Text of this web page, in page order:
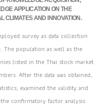
APPLICATION ON THE
CLIMATES AND INNOVATION.
survey as data collection
The population as well as the
listed in the Thai stock market
After the data was obtained,
examined the validity and
confirmatory factor analysis